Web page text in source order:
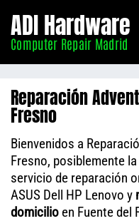
Madrid
ADI Hardware
Computer Repair Madrid
Reparación
Fresno
Bienvenidos a
Fresno, posiblemente
servicio de reparación
ASUS Dell HP Lenovo y
domicilio en Fuente del